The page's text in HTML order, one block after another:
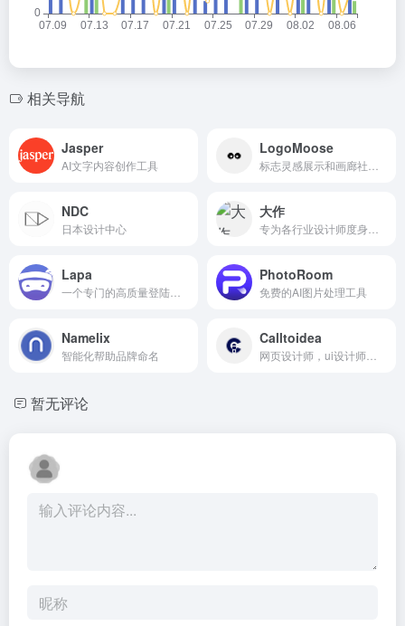
相关导航
Jasper
AI文字内容创作工具
LogoMoose
NDC
日本设计中心
大作
Lapa PhotoRoom
免费的AI图片处理工具
Namelix
智能化帮助品牌命名
Calltoidea
暂无评论